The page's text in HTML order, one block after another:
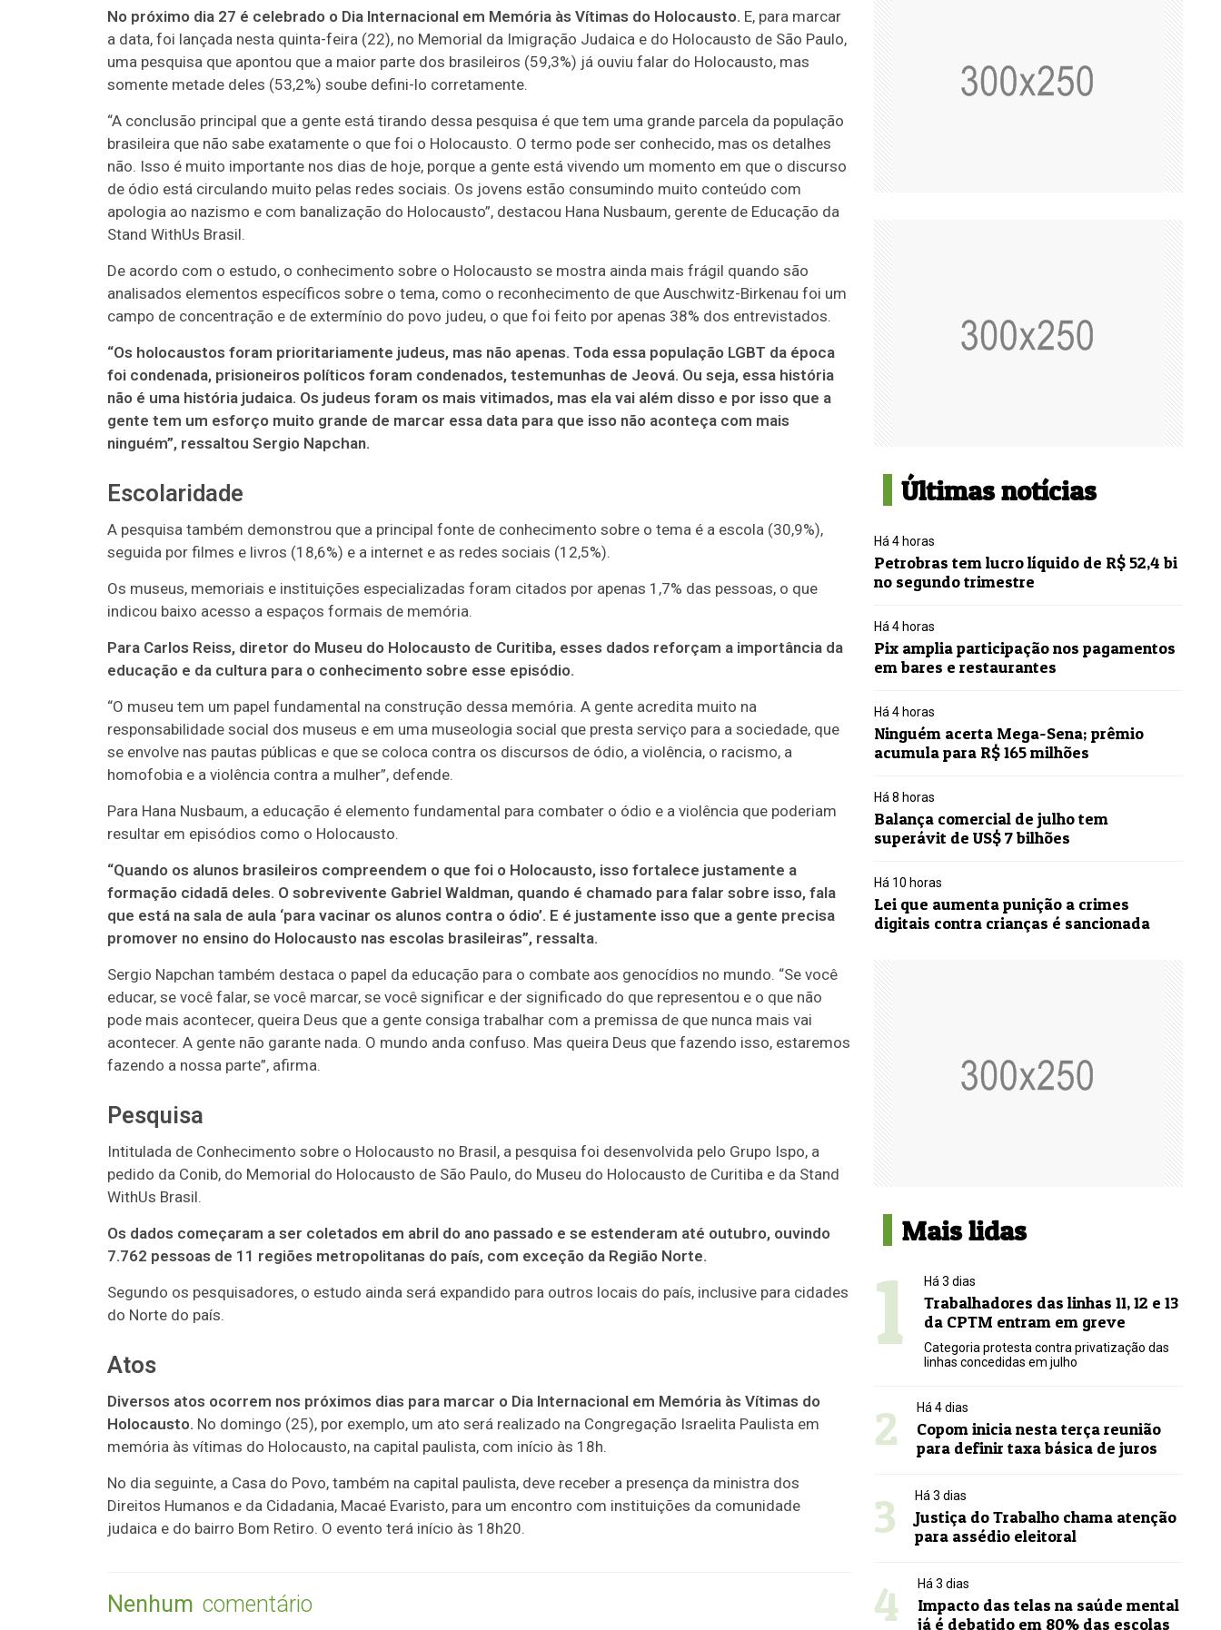
No próximo dia 27 é celebrado o Dia Internacional em Memória às Vítimas do Holocausto. E, para marcar
a data, foi lançada nesta quinta-feira (22), no Memorial da Imigração Judaica e do Holocausto de São Paulo,
uma pesquisa que apontou que a maior parte dos brasileiros (59,3%) já ouviu falar do Holocausto, mas
somente metade deles (53,2%) soube defini-lo corretamente.
“A conclusão principal que a gente está tirando dessa pesquisa é que tem uma grande parcela da população
brasileira que não sabe exatamente o que foi o Holocausto. O termo pode ser conhecido, mas os detalhes
não. Isso é muito importante nos dias de hoje, porque a gente está vivendo um momento em que o discurso
de ódio está circulando muito pelas redes sociais. Os jovens estão consumindo muito conteúdo com
apologia ao nazismo e com banalização do Holocausto”, destacou Hana Nusbaum, gerente de Educação da
Stand WithUs Brasil.
De acordo com o estudo, o conhecimento sobre o Holocausto se mostra ainda mais frágil quando são
analisados elementos específicos sobre o tema, como o reconhecimento de que Auschwitz-Birkenau foi um
campo de concentração e de extermínio do povo judeu, o que foi feito por apenas 38% dos entrevistados.
“Os holocaustos foram prioritariamente judeus, mas não apenas. Toda essa população LGBT da época
foi condenada, prisioneiros políticos foram condenados, testemunhas de Jeová. Ou seja, essa história
não é uma história judaica. Os judeus foram os mais vitimados, mas ela vai além disso e por isso que a
gente tem um esforço muito grande de marcar essa data para que isso não aconteça com mais
ninguém”, ressaltou Sergio Napchan.
Escolaridade
A pesquisa também demonstrou que a principal fonte de conhecimento sobre o tema é a escola (30,9%),
seguida por filmes e livros (18,6%) e a internet e as redes sociais (12,5%).
Os museus, memoriais e instituições especializadas foram citados por apenas 1,7% das pessoas, o que
indicou baixo acesso a espaços formais de memória.
Para Carlos Reiss, diretor do Museu do Holocausto de Curitiba, esses dados reforçam a importância da
educação e da cultura para o conhecimento sobre esse episódio.
“O museu tem um papel fundamental na construção dessa memória. A gente acredita muito na
responsabilidade social dos museus e em uma museologia social que presta serviço para a sociedade, que
se envolve nas pautas públicas e que se coloca contra os discursos de ódio, a violência, o racismo, a
homofobia e a violência contra a mulher”, defende.
Para Hana Nusbaum, a educação é elemento fundamental para combater o ódio e a violência que poderiam
resultar em episódios como o Holocausto.
“Quando os alunos brasileiros compreendem o que foi o Holocausto, isso fortalece justamente a
formação cidadã deles. O sobrevivente Gabriel Waldman, quando é chamado para falar sobre isso, fala
que está na sala de aula ‘para vacinar os alunos contra o ódio’. E é justamente isso que a gente precisa
promover no ensino do Holocausto nas escolas brasileiras”, ressalta.
Sergio Napchan também destaca o papel da educação para o combate aos genocídios no mundo. “Se você
educar, se você falar, se você marcar, se você significar e der significado do que representou e o que não
pode mais acontecer, queira Deus que a gente consiga trabalhar com a premissa de que nunca mais vai
acontecer. A gente não garante nada. O mundo anda confuso. Mas queira Deus que fazendo isso, estaremos
fazendo a nossa parte”, afirma.
Pesquisa
Intitulada de Conhecimento sobre o Holocausto no Brasil, a pesquisa foi desenvolvida pelo Grupo Ispo, a
pedido da Conib, do Memorial do Holocausto de São Paulo, do Museu do Holocausto de Curitiba e da Stand
WithUs Brasil.
Os dados começaram a ser coletados em abril do ano passado e se estenderam até outubro, ouvindo
7.762 pessoas de 11 regiões metropolitanas do país, com exceção da Região Norte.
Segundo os pesquisadores, o estudo ainda será expandido para outros locais do país, inclusive para cidades
do Norte do país.
Atos
Diversos atos ocorrem nos próximos dias para marcar o Dia Internacional em Memória às Vítimas do
Holocausto. No domingo (25), por exemplo, um ato será realizado na Congregação Israelita Paulista em
memória às vítimas do Holocausto, na capital paulista, com início às 18h.
No dia seguinte, a Casa do Povo, também na capital paulista, deve receber a presença da ministra dos
Direitos Humanos e da Cidadania, Macaé Evaristo, para um encontro com instituições da comunidade
judaica e do bairro Bom Retiro. O evento terá início às 18h20.
Nenhum comentário
Últimas notícias
Há 4 horas
Petrobras tem lucro líquido de R$ 52,4 bi
no segundo trimestre
Há 4 horas
Pix amplia participação nos pagamentos
em bares e restaurantes
Há 4 horas
Ninguém acerta Mega-Sena; prêmio
acumula para R$ 165 milhões
Há 8 horas
Balança comercial de julho tem
superávit de US$ 7 bilhões
Há 10 horas
Lei que aumenta punição a crimes
digitais contra crianças é sancionada
Mais lidas
1 Há 3 dias
Trabalhadores das linhas 11, 12 e 13
da CPTM entram em greve
Categoria protesta contra privatização das
linhas concedidas em julho
2 Há 4 dias
Copom inicia nesta terça reunião
para definir taxa básica de juros
3 Há 3 dias
Justiça do Trabalho chama atenção
para assédio eleitoral
4 Há 3 dias
Impacto das telas na saúde mental
já é debatido em 80% das escolas